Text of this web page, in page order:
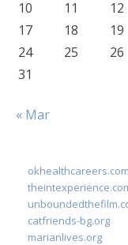
10
11 12
17
18 19
24
25 26
31
« Mar
okhealthcareers.com
catfriends-bg.org
marianlives.org